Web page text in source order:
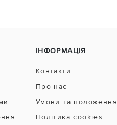
ІНФОРМАЦІЯ
Контакти
Про нас
Умови та положення
Політика cookies